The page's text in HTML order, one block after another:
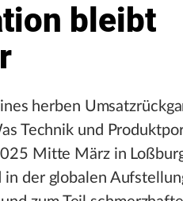
bleibt
herben
Technik und
Mitte März in
der globalen